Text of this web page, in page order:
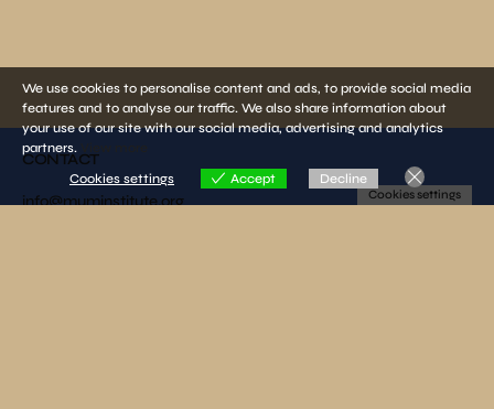
CONTACT
info@muminstitute.org
We use cookies to personalise content and ads, to provide social media
features and to analyse our traffic. We also share information about
your use of our site with our social media, advertising and analytics
partners.
Cookies settings
Accept Decline
Cookies settings